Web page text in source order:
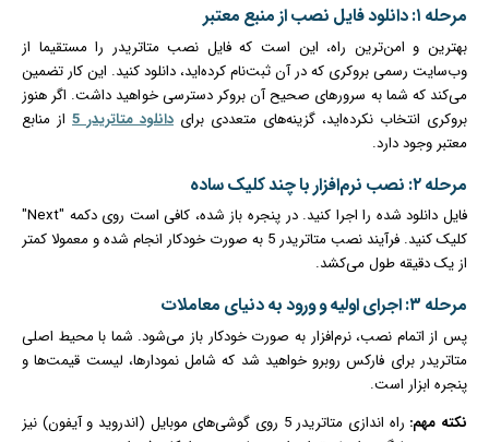
مرحله ۱: دانلود فایل نصب از منبع معتبر
بهترین و امن‌ترین راه، این است که فایل نصب متاتریدر را مستقیما از
وب‌سایت رسمی بروکری که در آن ثبت‌نام کرده‌اید، دانلود کنید. این کار تضمین
می‌کند که شما به سرورهای صحیح آن بروکر دسترسی خواهید داشت. اگر هنوز
بروکری انتخاب نکرده‌اید، گزینه‌های متعددی برای دانلود متاتریدر 5
از منابع
معتبر وجود دارد.
مرحله ۲: نصب نرم‌افزار با چند کلیک ساده
فایل دانلود شده را اجرا کنید. در پنجره باز شده، کافی است روی دکمه "Next"
کلیک کنید. فرآیند نصب متاتریدر 5 به صورت خودکار انجام شده و معمولا کمتر
از یک دقیقه طول می‌کشد.
مرحله ۳: اجرای اولیه و ورود به دنیای معاملات
پس از اتمام نصب، نرم‌افزار به صورت خودکار باز می‌شود. شما با محیط اصلی
متاتریدر برای فارکس روبرو خواهید شد که شامل نمودارها، لیست قیمت‌ها و
پنجره ابزار است.
نکته مهم:
راه‌ اندازی متاتریدر 5 روی گوشی‌های موبایل (اندروید و آیفون) نیز